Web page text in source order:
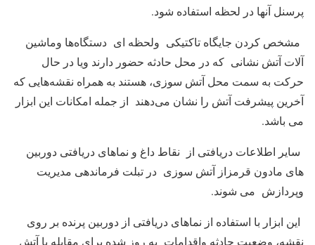
پرسنل آنها در لحظه استفاده شود.
مشخص کردن جایگاه تاکتیکی ولحظه ای دستگاه‌ها وماشین
آلات آتش نشانی که در محل حادثه حضور دارند ویا در حال
حرکت به سمت محل آتش سوزی، هستند به همراه نقشه‌هایی که
آخرین پیشرفت آتش را نشان می‌دهند از جمله امکانات این ابزار
می باشد.
سایر اطلاعات دریافتی از نقاط داغ و نماهای دریافتی دوربین
های مادون قرمزاز آتش سوزی در تبلت فرماندهی مدیریت
وپردازش می شوند.
این ابزار با استفاده از نماهای دریافتی از دوربین پرنده بر روی
نقشه، وضعیت حادثه واقدامات به روز شده برای مقابله با آتش